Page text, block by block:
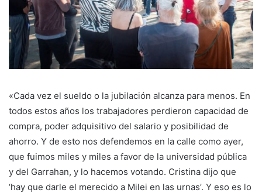
«Cada vez el sueldo o la jubilación alcanza para menos. En
todos estos años los trabajadores perdieron capacidad de
compra, poder adquisitivo del salario y posibilidad de
ahorro. Y de esto nos defendemos en la calle como ayer,
que fuimos miles y miles a favor de la universidad pública
y del Garrahan, y lo hacemos votando. Cristina dijo que
‘hay que darle el merecido a Milei en las urnas’. Y eso es lo